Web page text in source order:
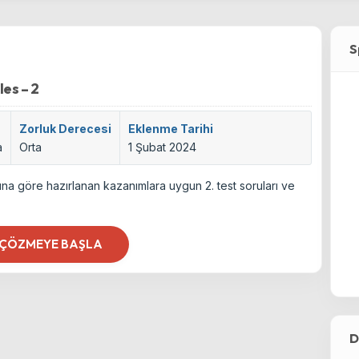
– 2
Zorluk Derecesi
Orta
Eklenme Tarihi
1 Şubat 2024
göre hazırlanan kazanımlara uygun 2. test soruları ve
BAŞLA